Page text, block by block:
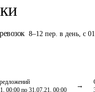
8–12 пер. в день, с
00:00 по 31.07.21, 00:00